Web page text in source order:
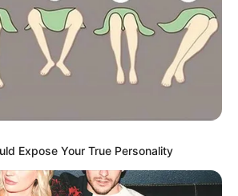
SIN
Expose Your True Personality